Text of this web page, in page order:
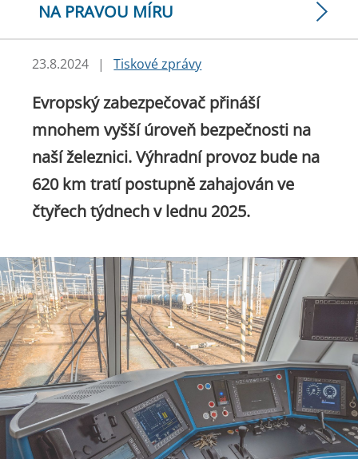
NA PRAVOU MÍRU
23.8.2024 | Tiskové zprávy
Evropský zabezpečovač přináší
mnohem vyšší úroveň bezpečnosti na
naší železnici. Výhradní provoz bude na
620 km tratí postupně zahajován ve
čtyřech týdnech v lednu 2025.